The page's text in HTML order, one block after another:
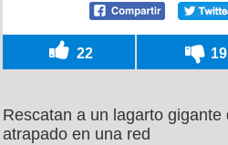
22 19
Rescatan a un lagarto
atrapado en una red